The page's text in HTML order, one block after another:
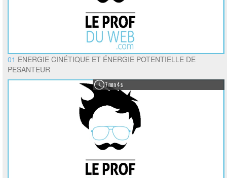
01 ENERGIE CINÉTIQUE ET ÉNERGIE POTENTIELLE DE
PESANTEUR
7 min 4 s